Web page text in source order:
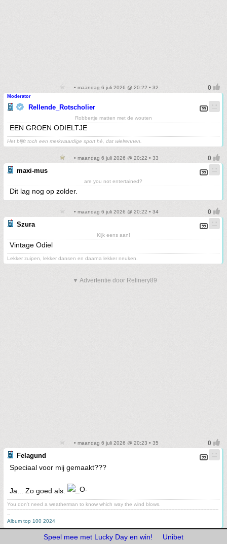
• maandag 6 juli 2026 @ 20:22 • 32
Moderator
Rellende_Rotscholier
Robbertje matten met de wouten
EEN GROEN ODIELTJE
Het blijft toch een merkwaardige sport hè, dat wielrennen.
• maandag 6 juli 2026 @ 20:22 • 33
maxi-mus
are you not entertained?
Dit lag nog op zolder.
• maandag 6 juli 2026 @ 20:22 • 34
Szura
Kijk eens aan!
Vintage Odiel
Lekker zuipen, lekker dansen en daarna lekker neuken.
▼ Advertentie door Refinery89
• maandag 6 juli 2026 @ 20:23 • 35
Felagund
Speciaal voor mij gemaakt???
Ja... Zo goed als.
You don't need a weatherman to know which way the wind blows.
-------------------------------------------------------------------------------------------------------------------------------------------
--
Album top 100 2024
Speel mee met Lucky Day en win! Unibet